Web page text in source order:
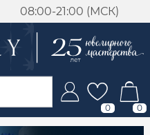
08:00-21:00 (МСК)
0 0